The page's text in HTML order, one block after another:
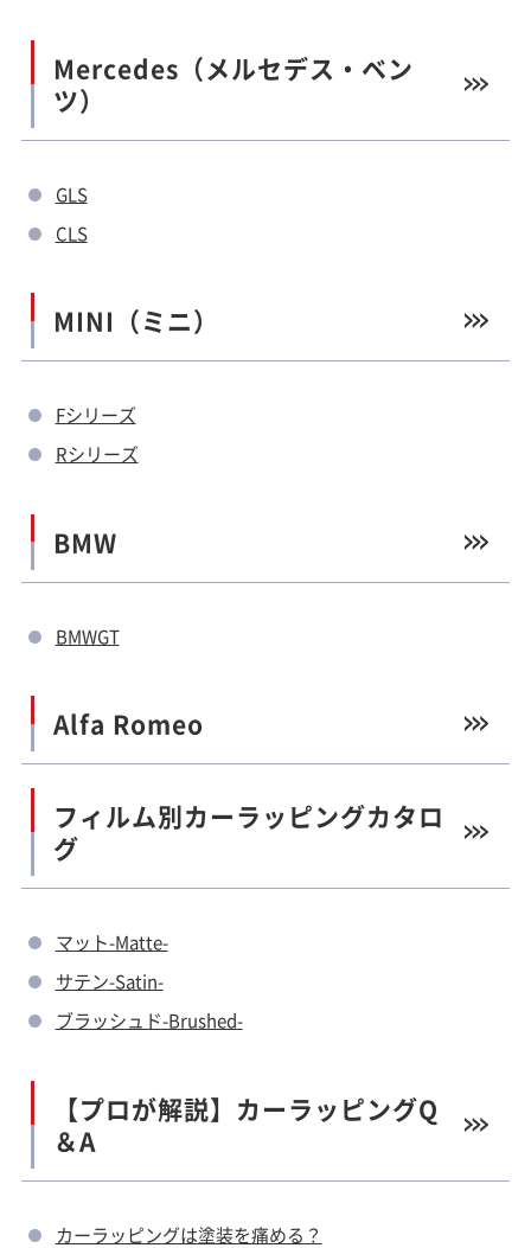
Mercedes（メルセデス・ベン
ツ）
GLS
CLS
MINI（ミニ）
Fシリーズ
Rシリーズ
BMW
BMWGT
Alfa Romeo
フィルム別カーラッピングカタロ
グ
マット-Matte-
サテン-Satin-
ブラッシュド-Brushed-
【プロが解説】カーラッピングQ
＆A
カーラッピングは塗装を痛める？